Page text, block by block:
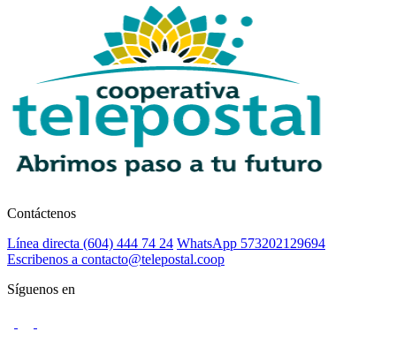
Contáctenos
Línea directa (604) 444 74 24 WhatsApp 573202129694
Escribenos a contacto@telepostal.coop
Síguenos en